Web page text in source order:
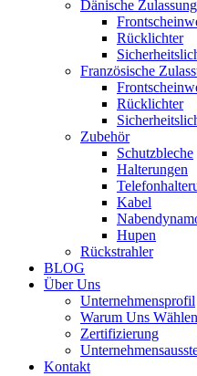
Dänische Zulassung
Rücklichter
Französische
Rücklichter
Zubehör
Schutzbleche
Halterungen
Kabel
Hupen
Rückstrahler
BLOG
Über Uns
Unternehmensprofil
Warum Uns Wählen
Zertifizierung
Kontakt